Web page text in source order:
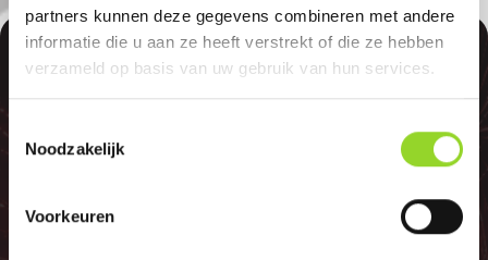
partners kunnen deze gegevens combineren met andere
informatie die u aan ze heeft verstrekt of die ze hebben
verzameld op basis van uw gebruik van hun services.
Noodzakelijk
Voorkeuren100%